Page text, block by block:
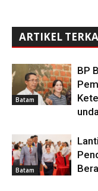
ARTIKEL
Batam
BP
Batam